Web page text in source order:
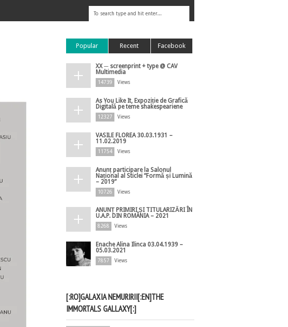
Popular Recent Facebook
XX ─ screenprint + type @ CAV
Multimedia
14739 Views
As You Like It, Expoziție de Grafică
Digitală pe teme shakespeariene
12327 Views
VASILE FLOREA 30.03.1931 –
11.02.2019
11754 Views
Anunț participare la Salonul
Național al Sticlei ”Formă și Lumină
– 2019”
10726 Views
ANUNȚ PRIMIRI ȘI TITULARIZĂRI ÎN
U.A.P. DIN ROMÂNIA – 2021
8268 Views
Enache Alina Ilinca 03.04.1939 –
05.03.2021
7857 Views
[:RO]GALAXIA NEMURIRII[:EN]THE
IMMORTALS GALLAXY[:]